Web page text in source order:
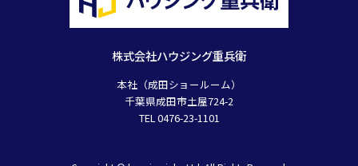
株式会社ハウジング重兵衛
本社（成田ショールーム）
千葉県成田市土屋724-2
TEL 0476-23-1101